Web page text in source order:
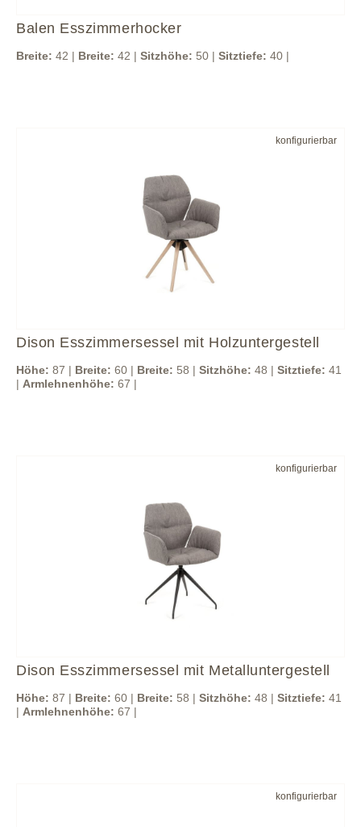
Balen Esszimmerhocker
Breite: 42 | Breite: 42 | Sitzhöhe: 50 | Sitztiefe: 40 |
konfigurierbar
Dison Esszimmersessel mit Holzuntergestell
Höhe: 87 | Breite: 60 | Breite: 58 | Sitzhöhe: 48 | Sitztiefe: 41
| Armlehnenhöhe: 67 |
konfigurierbar
Dison Esszimmersessel mit Metalluntergestell
Höhe: 87 | Breite: 60 | Breite: 58 | Sitzhöhe: 48 | Sitztiefe: 41
| Armlehnenhöhe: 67 |
konfigurierbar